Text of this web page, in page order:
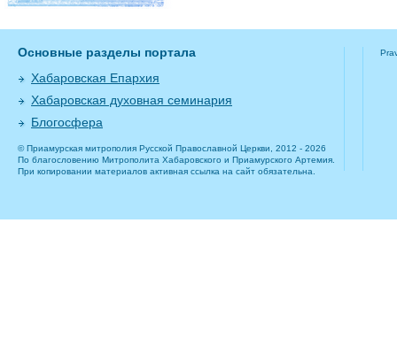
Основные разделы портала
Хабаровская Епархия
Хабаровская духовная семинария
Блогосфера
© Приамурская митрополия Русской Православной Церкви, 2012 - 2026
По благословению Митрополита Хабаровского и Приамурского Артемия.
При копировании материалов активная ссылка на сайт обязательна.